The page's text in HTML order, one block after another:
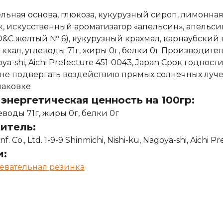
основа, глюкоза, кукурузный сироп,
искусственный ароматизатор «апельсин»,
желтый № 6), кукурузный крахмал,
ккал, углеводы 71г, жиры 0г, белки 0г
shi, Aichi Prefecture 451-0043, Japan Срок
подвергать воздействию прямых солнечных
ценность на 100гр:
71г, жиры 0г, белки 0г
Co., Ltd. 1-9-9 Shinmichi, Nishi-ku, Nagoya-shi, Aichi
резинка